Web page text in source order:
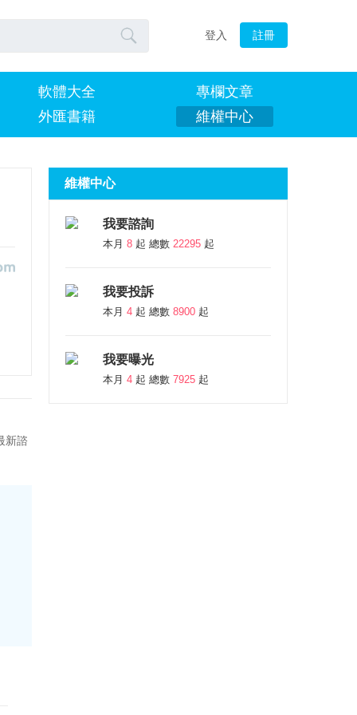
 登入 註冊
軟體大全
外匯書籍
專欄文章
維權中心
新諮
維權中心
我要諮詢
本月 8 起 總數 22295 起
我要投訴
本月 4 起 總數 8900 起
我要曝光
本月 4 起 總數 7925 起